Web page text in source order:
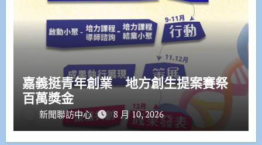
嘉義挺青年創業 地方創生提案賽祭
百萬獎金
新聞聯訪中心 8 月 10, 2026